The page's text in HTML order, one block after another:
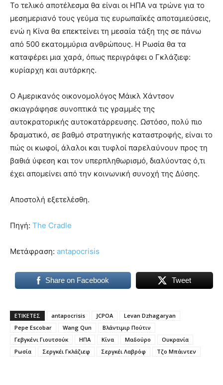
Το τελικό αποτέλεσμα θα είναι οι ΗΠΑ να τρώνε για το
μεσημεριανό τους γεύμα τις ευρωπαϊκές αποταμιεύσεις,
ενώ η Κίνα θα επεκτείνει τη μεσαία τάξη της σε πάνω
από 500 εκατομμύρια ανθρώπους. Η Ρωσία θα τα
καταφέρει μια χαρά, όπως περιγράφει ο Γκλάζιεφ:
κυρίαρχη και αυτάρκης.
Ο Αμερικανός οικονομολόγος Μάικλ Χάντσον
σκιαγράφησε συνοπτικά τις γραμμές της
αυτοκρατορικής αυτοκατάρρευσης. Ωστόσο, πολύ πιο
δραματικό, σε βαθμό στρατηγικής καταστροφής, είναι το
πώς οι κωφοί, άλαλοι και τυφλοί παρελαύνουν προς τη
βαθιά ύφεση και τον υπερπληθωρισμό, διαλύοντας ό,τι
έχει απομείνει από την κοινωνική συνοχή της Δύσης.
Αποστολή εξετελέσθη.
Πηγή: The Cradle
Μετάφραση: antapocrisis
Share on Facebook Tweet
ΕΤΙΚΕΤΕΣ antapocrisis JCPOA
Levan Dzhagaryan
Pepe Escobar
Wang Qun
Βλάντιμιρ Πούτιν
Γεβγκένι Γιουτσούκ
ΗΠΑ Κίνα Μαδούρο
Ουκρανία
Ρωσία
Σεργκέι Γκλάζιεφ Σεργκέι Λαβρόφ Τζο Μπάιντεν